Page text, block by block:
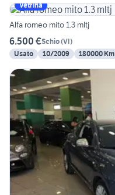
Vetrina
Alfa romeo mito 1.3 mltj
6.500 €Schio(VI)
Usato
10/2009 180000 Km